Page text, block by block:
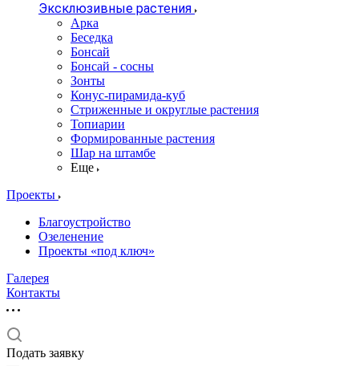
Эксклюзивные растения
Арка
Беседка
Бонсай
Бонсай - сосны
Зонты
Конус-пирамида-куб
Стриженные и округлые растения
Топиарии
Формированные растения
Шар на штамбе
Еще
Проекты
Благоустройство
Озеленение
Проекты «под ключ»
Галерея
Контакты
Подать заявку